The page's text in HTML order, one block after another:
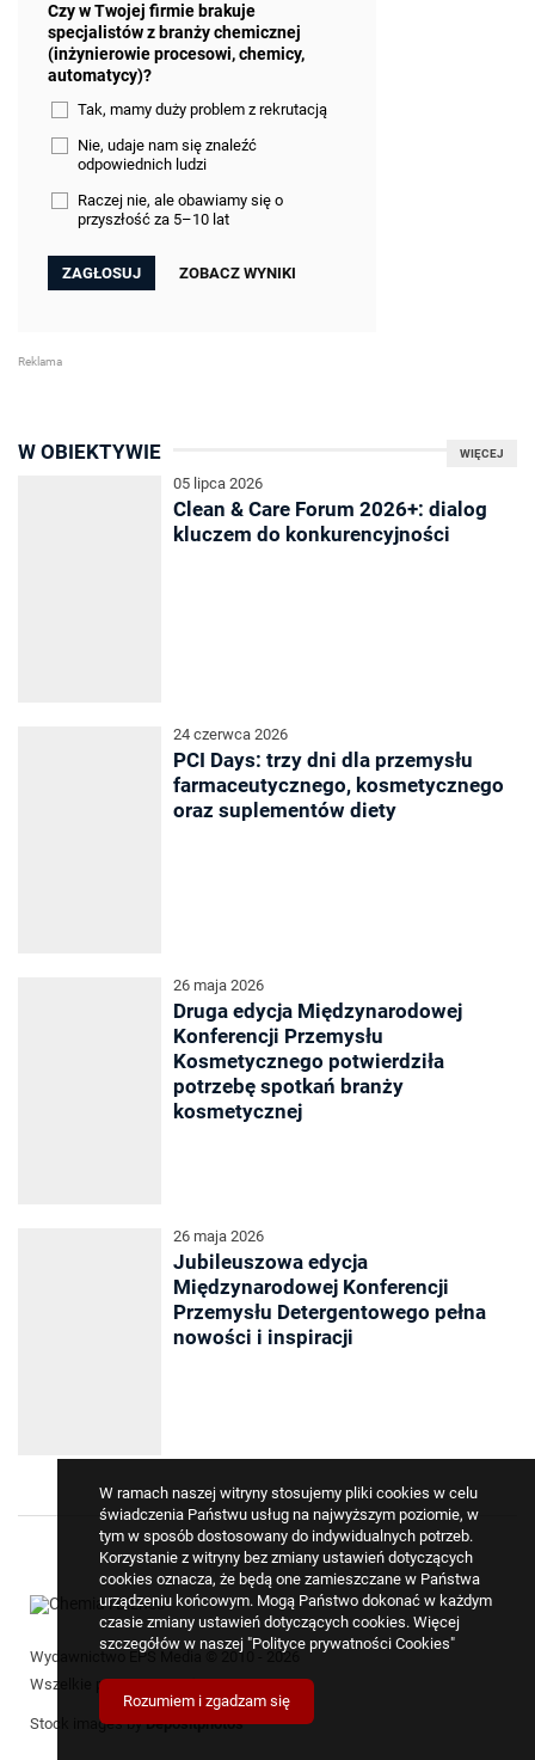
W ramach naszej witryny stosujemy pliki cookies w celu
świadczenia Państwu usług na najwyższym poziomie, w
tym w sposób dostosowany do indywidualnych potrzeb.
Korzystanie z witryny bez zmiany ustawień dotyczących
cookies oznacza, że będą one zamieszczane w Państwa
urządzeniu końcowym. Mogą Państwo dokonać w każdym
czasie zmiany ustawień dotyczących cookies. Więcej
szczegółów w naszej "Polityce prywatności Cookies"
Rozumiem i zgadzam się
Czy w Twojej firmie brakuje
specjalistów z branży chemicznej
(inżynierowie procesowi, chemicy,
automatycy)?
Tak, mamy duży problem z rekrutacją
Nie, udaje nam się znaleźć
odpowiednich ludzi
Raczej nie, ale obawiamy się o
przyszłość za 5–10 lat
ZOBACZ WYNIKI
WIĘCEJ
W OBIEKTYWIE
05 lipca 2026
Clean & Care Forum 2026+: dialog
kluczem do konkurencyjności
24 czerwca 2026
PCI Days: trzy dni dla przemysłu
farmaceutycznego, kosmetycznego
oraz suplementów diety
26 maja 2026
Druga edycja Międzynarodowej
Konferencji Przemysłu
Kosmetycznego potwierdziła
potrzebę spotkań branży
kosmetycznej
26 maja 2026
Jubileuszowa edycja
Międzynarodowej Konferencji
Przemysłu Detergentowego pełna
nowości i inspiracji
Wydawnictwo EPS Media © 2010 - 2026
Wszelkie prawa zastrzeżone
Stock images byDepositphotos